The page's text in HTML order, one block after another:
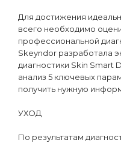
Для достижения
всего необходимо
профессиональной
Skeyndor разработала
диагностики Skin Smart
анализ 5 ключевых
получить нужную
УХОД
По результатам